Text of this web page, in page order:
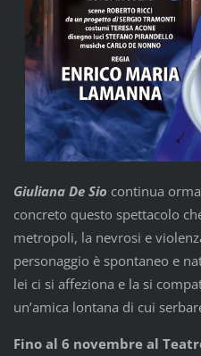
Giuliana De Sio continua
concreto questo spettacolo
metropoli, la nevrosi e
personaggio è spontaneo e
lei ci si affeziona e la si
un’amica lontana di cui
Fino al 6 novembre al